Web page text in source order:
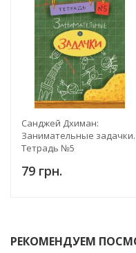
Санджей Дхиман:
Занимательные задачки.
Тетрадь №5
79 грн.
РЕКОМЕНДУЕМ